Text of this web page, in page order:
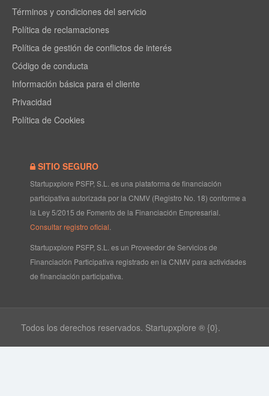
Términos y condiciones del servicio
Política de reclamaciones
Política de gestión de conflictos de interés
Código de conducta
Información básica para el cliente
Privacidad
Política de Cookies
SITIO SEGURO
Startupxplore PSFP, S.L. es una plataforma de financiación
participativa autorizada por la CNMV (Registro No. 18) conforme a
la Ley 5/2015 de Fomento de la Financiación Empresarial.
Consultar registro oficial
Startupxplore PSFP, S.L. es un Proveedor de Servicios de
Financiación Participativa registrado en la CNMV para actividades
de financiación participativa.
Todos los derechos reservados. Startupxplore ® {0}.